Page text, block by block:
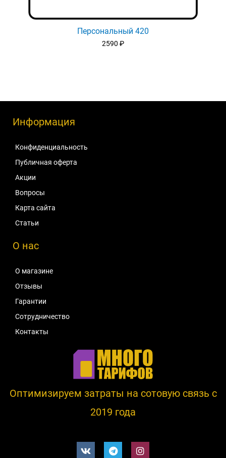
Персональный 420
2590 ₽
Информация
Конфиденциальность
Публичная оферта
Акции
Вопросы
Карта сайта
Статьи
О нас
О магазине
Отзывы
Гарантии
Сотрудничество
Контакты
Оптимизируем затраты на сотовую связь c
2019 года